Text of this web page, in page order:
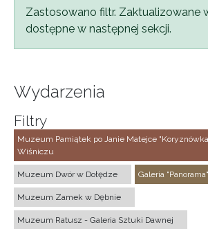
Komunikat
Zastosowano filtr. Zaktualizowane
dostępne w następnej sekcji.
Wydarzenia
Filtry
Muzeum Pamiątek po Janie Matejce
Wiśniczu
Muzeum Dwór w Dołędze Galeria "Panorama"
Muzeum Zamek w Dębnie
Muzeum Ratusz - Galeria Sztuki Dawnej